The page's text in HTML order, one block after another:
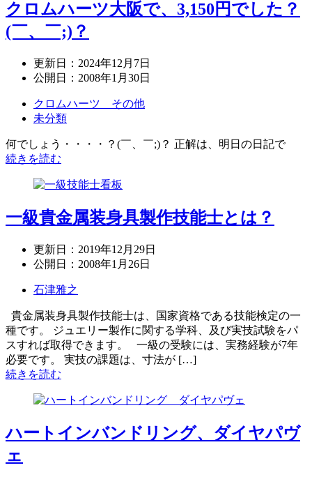
クロムハーツ大阪で、3,150円でした？
(￣、￣;)？
更新日： 2024年12月7日
公開日： 2008年1月30日
クロムハーツ その他
未分類
何でしょう・・・・？(￣、￣;)？ 正解は、明日の日記で
続きを読む
一級貴金属装身具製作技能士とは？
更新日： 2019年12月29日
公開日： 2008年1月26日
石津雅之
貴金属装身具製作技能士は、国家資格である技能検定の一
種です。 ジュエリー製作に関する学科、及び実技試験をパ
スすれば取得できます。 一級の受験には、実務経験が7年
必要です。 実技の課題は、寸法が […]
続きを読む
ハートインバンドリング、ダイヤパヴ
ェ